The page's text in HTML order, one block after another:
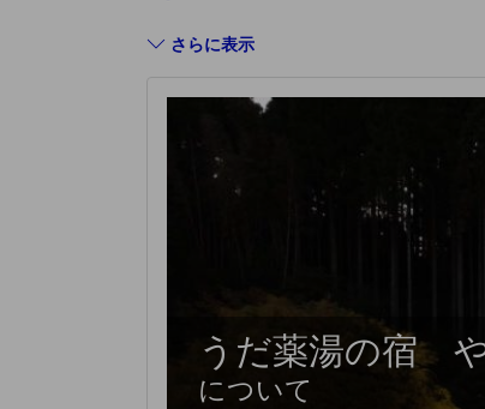
さらに表示
うだ薬湯の宿
について